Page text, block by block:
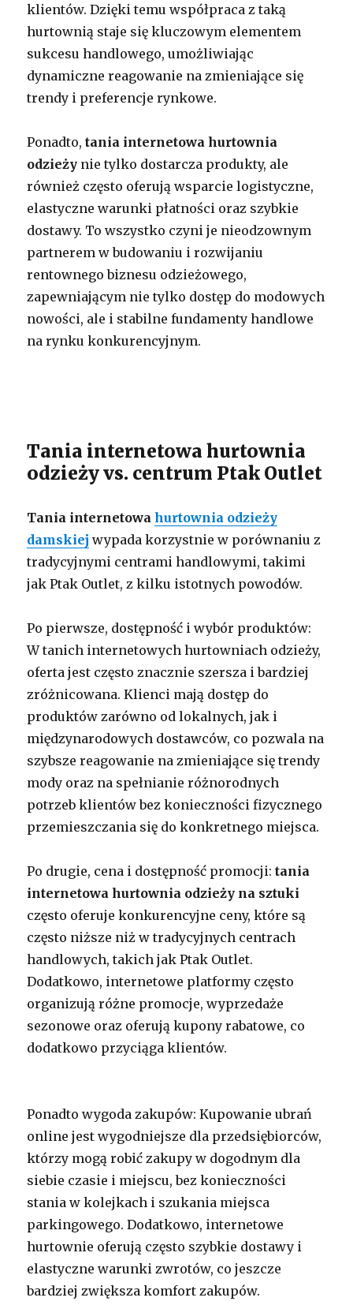
klientów. Dzięki temu współpraca z taką
hurtownią staje się kluczowym elementem
sukcesu handlowego, umożliwiając
dynamiczne reagowanie na zmieniające się
trendy i preferencje rynkowe.
Ponadto,tania internetowa hurtownia
odzieży nie tylko dostarcza produkty, ale
również często oferują wsparcie logistyczne,
elastyczne warunki płatności oraz szybkie
dostawy. To wszystko czyni je nieodzownym
partnerem w budowaniu i rozwijaniu
rentownego biznesu odzieżowego,
zapewniającym nie tylko dostęp do modowych
nowości, ale i stabilne fundamenty handlowe
na rynku konkurencyjnym.
Tania internetowa hurtownia
odzieży vs. centrum Ptak Outlet
Tania internetowahurtownia odzieży
damskiej wypada korzystnie w porównaniu z
tradycyjnymi centrami handlowymi, takimi
jak Ptak Outlet, z kilku istotnych powodów.
Po pierwsze, dostępność i wybór produktów:
W tanich internetowych hurtowniach odzieży,
oferta jest często znacznie szersza i bardziej
zróżnicowana. Klienci mają dostęp do
produktów zarówno od lokalnych, jak i
międzynarodowych dostawców, co pozwala na
szybsze reagowanie na zmieniające się trendy
mody oraz na spełnianie różnorodnych
potrzeb klientów bez konieczności fizycznego
przemieszczania się do konkretnego miejsca.
Po drugie, cena i dostępność promocji:tania
internetowa hurtownia odzieży na sztuki
często oferuje konkurencyjne ceny, które są
często niższe niż w tradycyjnych centrach
handlowych, takich jak Ptak Outlet.
Dodatkowo, internetowe platformy często
organizują różne promocje, wyprzedaże
sezonowe oraz oferują kupony rabatowe, co
dodatkowo przyciąga klientów.
Ponadto wygoda zakupów: Kupowanie ubrań
online jest wygodniejsze dla przedsiębiorców,
którzy mogą robić zakupy w dogodnym dla
siebie czasie i miejscu, bez konieczności
stania w kolejkach i szukania miejsca
parkingowego. Dodatkowo, internetowe
hurtownie oferują często szybkie dostawy i
elastyczne warunki zwrotów, co jeszcze
bardziej zwiększa komfort zakupów.